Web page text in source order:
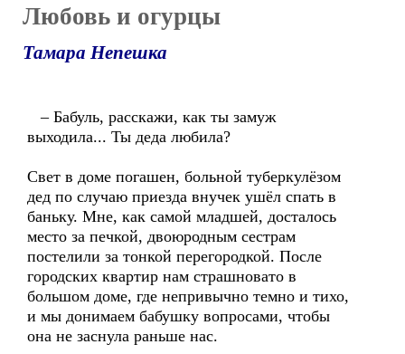
Любовь и огурцы
Тамара Непешка
– Бабуль, расскажи, как ты замуж
выходила... Ты деда любила?
Свет в доме погашен, больной туберкулёзом
дед по случаю приезда внучек ушёл спать в
баньку. Мне, как самой младшей, досталось
место за печкой, двоюродным сестрам
постелили за тонкой перегородкой. После
городских квартир нам страшновато в
большом доме, где непривычно темно и тихо,
и мы донимаем бабушку вопросами, чтобы
она не заснула раньше нас.